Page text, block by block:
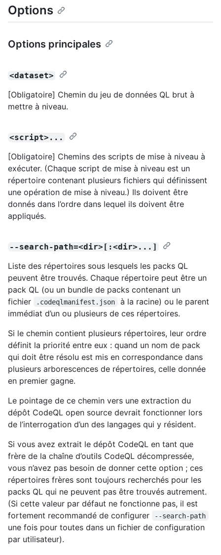
Options
Options principales
<dataset>
[Obligatoire] Chemin du jeu de données QL brut à
mettre à niveau.
<script>...
[Obligatoire] Chemins des scripts de mise à niveau à
exécuter. (Chaque script de mise à niveau est un
répertoire contenant plusieurs fichiers qui définissent
une opération de mise à niveau.) Ils doivent être
donnés dans l’ordre dans lequel ils doivent être
appliqués.
--search-path=<dir>[:<dir>...]
Liste des répertoires sous lesquels les packs QL
peuvent être trouvés. Chaque répertoire peut être un
pack QL (ou un bundle de packs contenant un
fichier
.codeqlmanifest.json
à la racine) ou le parent
immédiat d’un ou plusieurs de ces répertoires.
Si le chemin contient plusieurs répertoires, leur ordre
définit la priorité entre eux : quand un nom de pack
qui doit être résolu est mis en correspondance dans
plusieurs arborescences de répertoires, celle donnée
en premier gagne.
Le pointage de ce chemin vers une extraction du
dépôt CodeQL open source devrait fonctionner lors
de l’interrogation d’un des langages qui y résident.
Si vous avez extrait le dépôt CodeQL en tant que
frère de la chaîne d’outils CodeQL décompressée,
vous n’avez pas besoin de donner cette option ; ces
répertoires frères sont toujours recherchés pour les
packs QL qui ne peuvent pas être trouvés autrement.
(Si cette valeur par défaut ne fonctionne pas, il est
fortement recommandé de configurer
--search-path
une fois pour toutes dans un fichier de configuration
par utilisateur).